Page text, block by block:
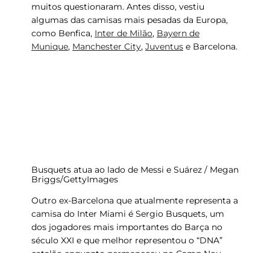
muitos questionaram. Antes disso, vestiu
algumas das camisas mais pesadas da Europa,
como Benfica, Inter de Milão, Bayern de
Munique, Manchester City, Juventus e Barcelona.
Busquets atua ao lado de Messi e Suárez / Megan
Briggs/GettyImages
Outro ex-Barcelona que atualmente representa a
camisa do Inter Miami é Sergio Busquets, um
dos jogadores mais importantes do Barça no
século XXI e que melhor representou o “DNA”